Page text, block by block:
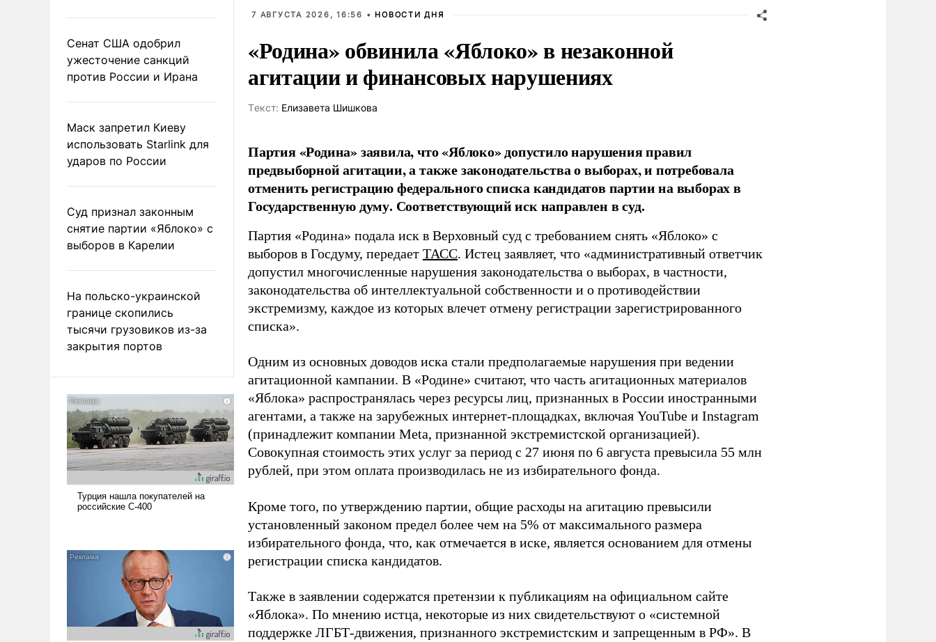
Сенат США одобрил
ужесточение санкций
против России и Ирана
Маск запретил Киеву
использовать Starlink для
ударов по России
Суд признал законным
снятие партии «Яблоко» с
выборов в Карелии
На польско-украинской
границе скопились
тысячи грузовиков из-за
закрытия портов
7 АВГУСТА 2026, 16:56 • НОВОСТИ ДНЯ
«Родина» обвинила «Яблоко» в незаконной
агитации и финансовых нарушениях
Tекст: Елизавета Шишкова
Партия «Родина» заявила, что «Яблоко» допустило нарушения правил
предвыборной агитации, а также законодательства о выборах, и потребовала
отменить регистрацию федерального списка кандидатов партии на выборах в
Государственную думу. Соответствующий иск направлен в суд.
Партия «Родина» подала иск в Верховный суд с требованием снять «Яблоко» с
выборов в Госдуму, передает ТАСС. Истец заявляет, что «административный ответчик
допустил многочисленные нарушения законодательства о выборах, в частности,
законодательства об интеллектуальной собственности и о противодействии
экстремизму, каждое из которых влечет отмену регистрации зарегистрированного
списка».
Одним из основных доводов иска стали предполагаемые нарушения при ведении
агитационной кампании. В «Родине» считают, что часть агитационных материалов
«Яблока» распространялась через ресурсы лиц, признанных в России иностранными
агентами, а также на зарубежных интернет-площадках, включая YouTube и Instagram
(принадлежит компании Meta, признанной экстремистской организацией).
Совокупная стоимость этих услуг за период с 27 июня по 6 августа превысила 55 млн
рублей, при этом оплата производилась не из избирательного фонда.
Кроме того, по утверждению партии, общие расходы на агитацию превысили
установленный законом предел более чем на 5% от максимального размера
избирательного фонда, что, как отмечается в иске, является основанием для отмены
регистрации списка кандидатов.
Также в заявлении содержатся претензии к публикациям на официальном сайте
«Яблока». По мнению истца, некоторые из них свидетельствуют о «системной
поддержке ЛГБТ-движения, признанного экстремистским и запрещенным в РФ». В